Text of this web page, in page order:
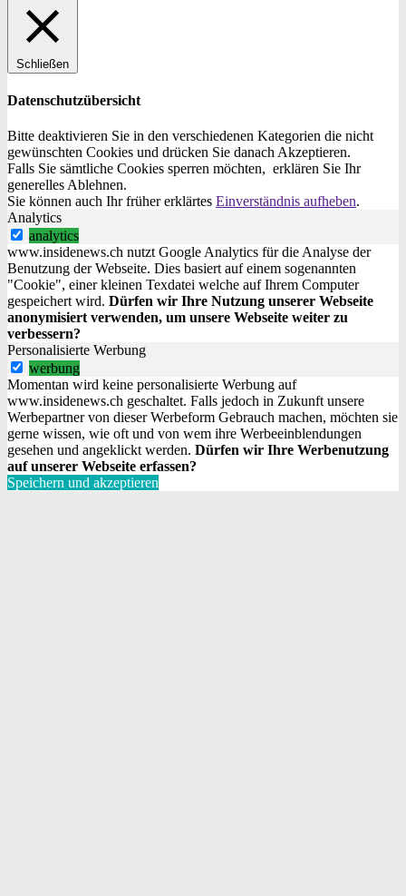
Schließen
Datenschutzübersicht
Bitte deaktivieren Sie in den verschiedenen Kategorien die nicht
gewünschten Cookies und drücken Sie danach Akzeptieren.
Falls Sie sämtliche Cookies sperren möchten, erklären Sie Ihr
generelles Ablehnen.
Sie können auch Ihr früher erklärtes Einverständnis aufheben.
Analytics
analytics
www.insidenews.ch nutzt Google Analytics für die Analyse der
Benutzung der Webseite. Dies basiert auf einem sogenannten
"Cookie", einer kleinen Texdatei welche auf Ihrem Computer
gespeichert wird. Dürfen wir Ihre Nutzung unserer Webseite
anonymisiert verwenden, um unsere Webseite weiter zu
verbessern?
Personalisierte Werbung
werbung
Momentan wird keine personalisierte Werbung auf
www.insidenews.ch geschaltet. Falls jedoch in Zukunft unsere
Werbepartner von dieser Werbeform Gebrauch machen, möchten sie
gerne wissen, wie oft und von wem ihre Werbeeinblendungen
gesehen und angeklickt werden. Dürfen wir Ihre Werbenutzung
auf unserer Webseite erfassen?
Speichern und akzeptieren